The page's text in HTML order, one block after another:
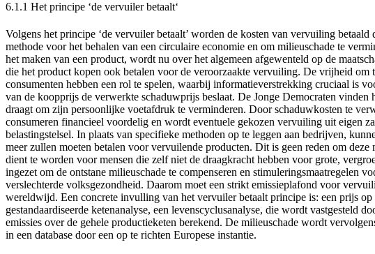
6.1.1 Het principe ‘de vervuiler betaalt‘
Volgens het principe ‘de vervuiler betaalt’ worden de kosten van vervuiling
methode voor het behalen van een circulaire economie en om milieuschade te
het maken van een product, wordt nu over het algemeen afgewenteld op de
die het product kopen ook betalen voor de veroorzaakte vervuiling. De vrijheid
consumenten hebben een rol te spelen, waarbij informatieverstrekking cruciaal is
van de koopprijs de verwerkte schaduwprijs beslaat. De Jonge Democraten
draagt om zijn persoonlijke voetafdruk te verminderen. Door schaduwkosten te
consumeren financieel voordelig en wordt eventuele gekozen vervuiling uit eigen
belastingstelsel. In plaats van specifieke methoden op te leggen aan bedrijven,
meer zullen moeten betalen voor vervuilende producten. Dit is geen reden om
dient te worden voor mensen die zelf niet de draagkracht hebben voor grote,
ingezet om de ontstane milieuschade te compenseren en stimuleringsmaatregelen
verslechterde volksgezondheid. Daarom moet een strikt emissieplafond voor
wereldwijd. Een concrete invulling van het vervuiler betaalt principe is: een prijs
gestandaardiseerde ketenanalyse, een levenscyclusanalyse, die wordt vastgesteld
emissies over de gehele productieketen berekend. De milieuschade wordt
in een database door een op te richten Europese instantie.